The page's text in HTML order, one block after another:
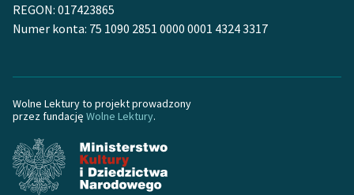
Szkoła Poezji Wolnych
O nas
Kontakt
O projekcie
Zespół
REGON: 017423865
Numer konta: 75 1090 2851 0000 0001 4324 3317
Wolne Lektury to projekt prowadzony
przez fundację Wolne Lektury.